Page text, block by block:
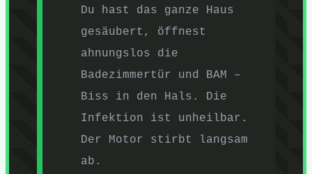
Du hast das ganze Haus
gesäubert, öffnest
ahnungslos die
Badezimmertür und BAM –
Biss in den Hals. Die
Infektion ist unheilbar.
Der Motor stirbt langsam
ab.